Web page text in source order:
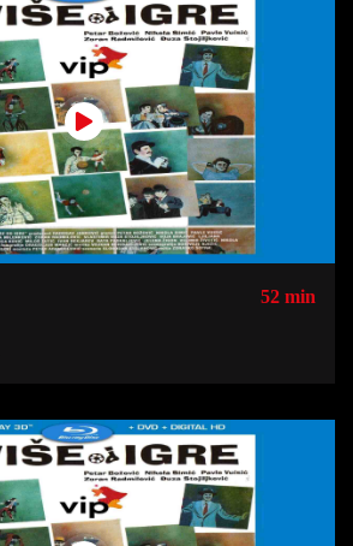
52 min